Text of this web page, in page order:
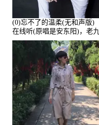
(0)忘不了的温柔(无和声版)
在线听(原唱是安东阳)，老九
演唱点播:17392次